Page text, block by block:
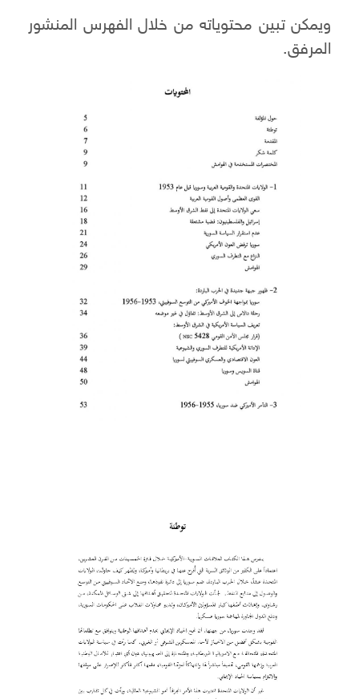
ويمكن تبين محتوياته من خلال الفهرس المنشور
المرفق.